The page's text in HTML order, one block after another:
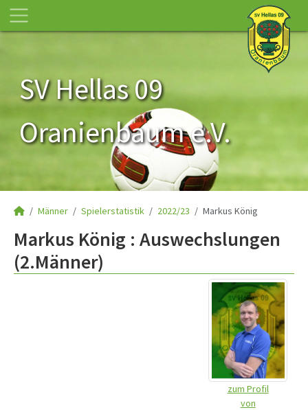
SV Hellas 09
Oranienbaum e.V.
Männer Spielerstatistik 2022/23 Markus König
Markus König : Auswechslungen
(2.Männer)
zum Profil
von